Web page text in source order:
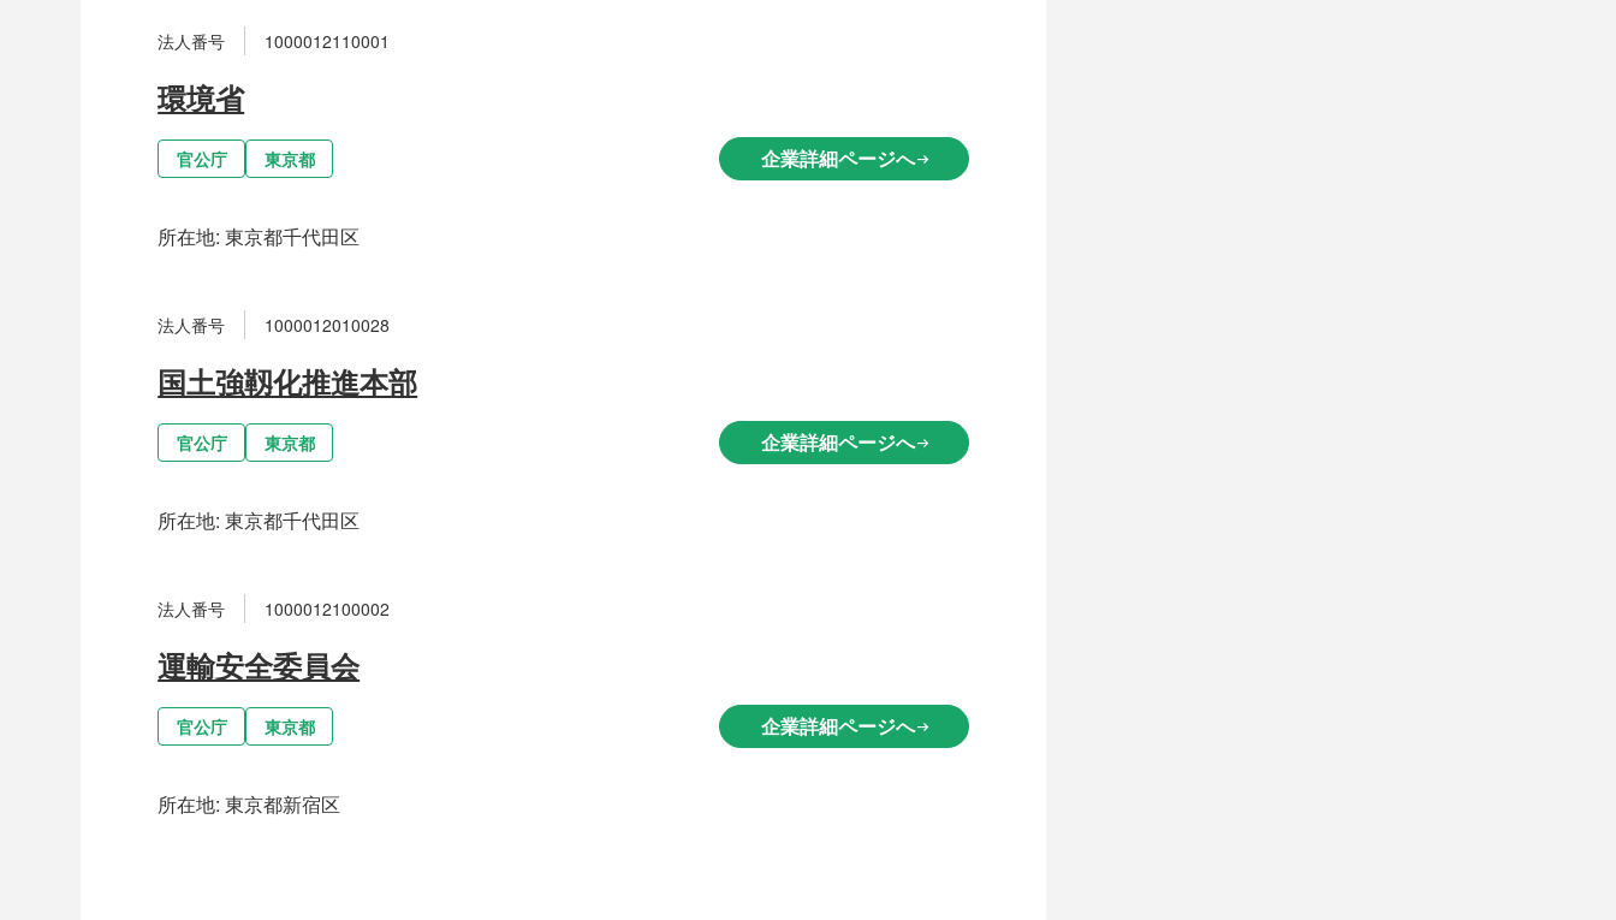
法人番号 1000012110001
環境省
官公庁 東京都 企業詳細ページへarrow_right_alt
所在地:東京都千代田区
法人番号 1000012010028
国土強靱化推進本部
官公庁 東京都 企業詳細ページへarrow_right_alt
所在地:東京都千代田区
法人番号 1000012100002
運輸安全委員会
官公庁 東京都 企業詳細ページへarrow_right_alt
所在地:東京都新宿区